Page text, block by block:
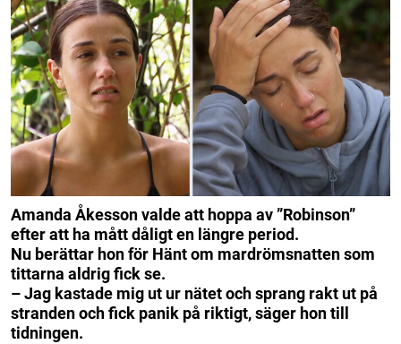
Amanda Åkesson valde att hoppa av ”Robinson”
efter att ha mått dåligt en längre period.
Nu berättar hon för Hänt om mardrömsnatten som
tittarna aldrig fick se.
– Jag kastade mig ut ur nätet och sprang rakt ut på
stranden och fick panik på riktigt, säger hon till
tidningen.